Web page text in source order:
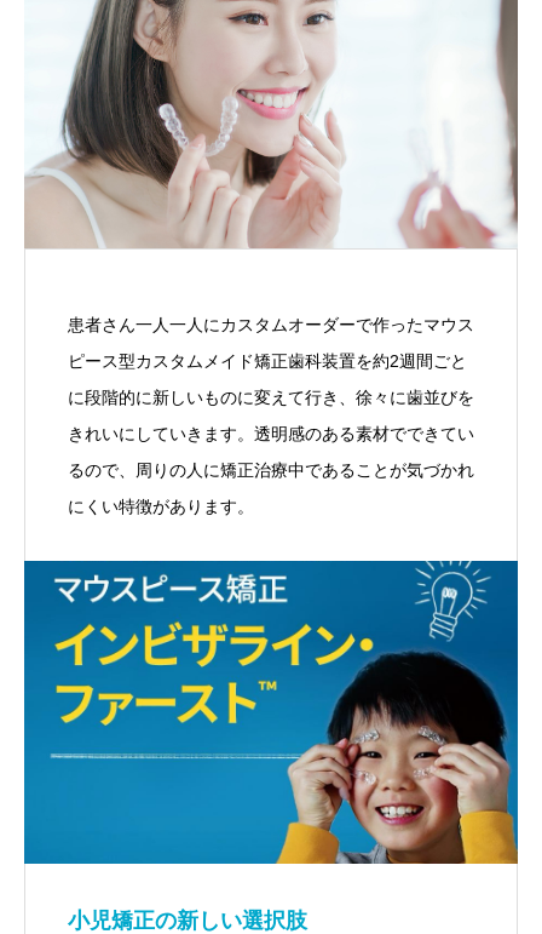
患者さん一人一人にカスタムオーダーで作ったマウス
ピース型カスタムメイド矯正歯科装置を約2週間ごと
に段階的に新しいものに変えて行き、徐々に歯並びを
きれいにしていきます。透明感のある素材でできてい
るので、周りの人に矯正治療中であることが気づかれ
にくい特徴があります。
小児矯正の新しい選択肢